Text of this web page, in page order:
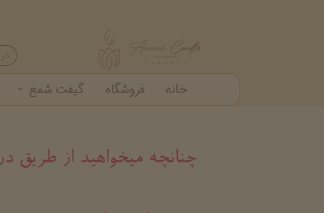
خانه فروشگاه گیفت شمع
چنانچه میخواهید از طریق